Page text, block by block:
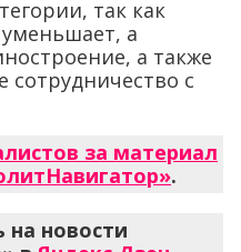
так как
уменьшает, а
а также
сотрудничество с
за материал
.
новости